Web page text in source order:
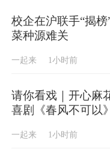
校企在沪联手“揭
菜种源难关
一起来 1小时前
请你看戏｜开心麻
喜剧《春风不可以
一起来 1小时前